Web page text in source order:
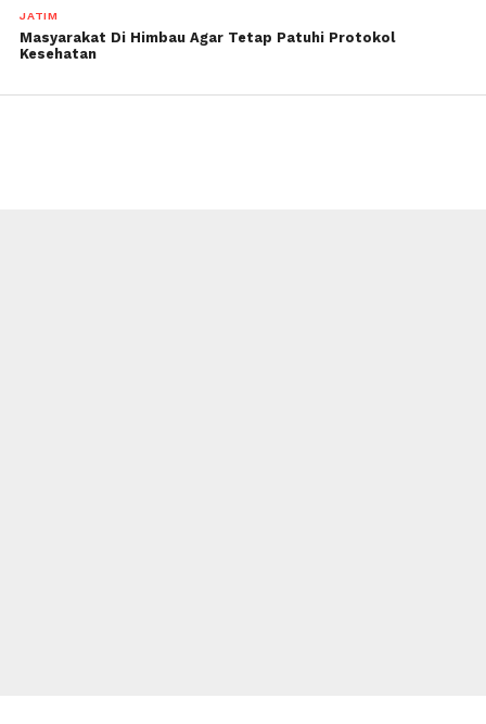
JATIM
Masyarakat Di Himbau Agar Tetap Patuhi Protokol
Kesehatan